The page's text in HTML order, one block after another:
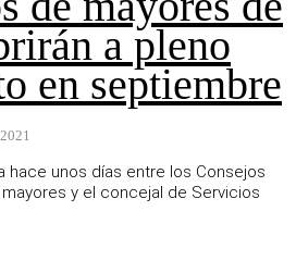
a pleno
en septiembre
hace unos días entre los Consejos
y el concejal de Servicios